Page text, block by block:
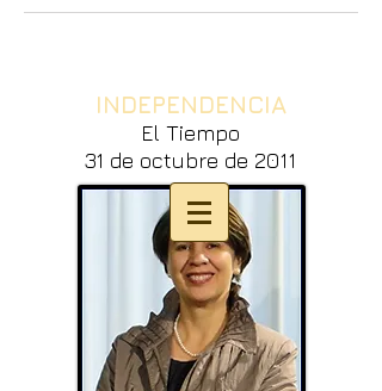
INDEPENDENCIA
El Tiempo
31 de octubre de 2011